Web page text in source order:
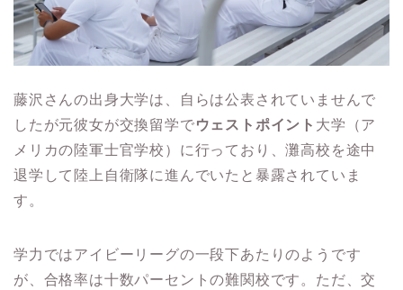
藤沢さんの出身大学は、自らは公表されていませんで
したが元彼女が交換留学でウェストポイント 大学（ア
メリカの陸軍士官学校）に行っており、灘高校を途中
退学して陸上自衛隊に進んでいたと暴露されていま
す。
学力ではアイビーリーグの一段下あたりのようです
が、合格率は十数パーセントの難関校です。ただ、交